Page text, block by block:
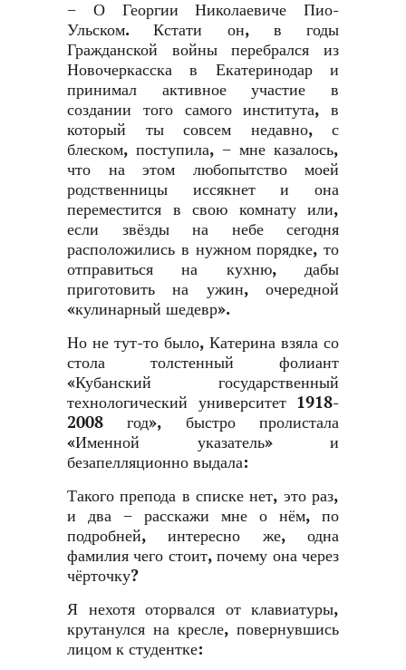
− О Георгии Николаевиче Пио-
Ульском. Кстати он, в годы
Гражданской войны перебрался из
Новочеркасска в Екатеринодар и
принимал активное участие в
создании того самого института, в
который ты совсем недавно, с
блеском, поступила, − мне казалось,
что на этом любопытство моей
родственницы иссякнет и она
переместится в свою комнату или,
если звёзды на небе сегодня
расположились в нужном порядке, то
отправиться на кухню, дабы
приготовить на ужин, очередной
«кулинарный шедевр».
Но не тут-то было, Катерина взяла со
стола толстенный фолиант
«Кубанский государственный
технологический университет 1918-
2008 год», быстро пролистала
«Именной указатель» и
безапелляционно выдала:
Такого препода в списке нет, это раз,
и два − расскажи мне о нём, по
подробней, интересно же, одна
фамилия чего стоит, почему она через
чёрточку?
Я нехотя оторвался от клавиатуры,
крутанулся на кресле, повернувшись
лицом к студентке: